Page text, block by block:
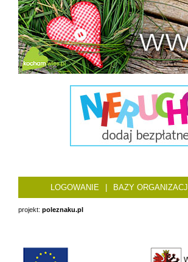
LOGOWANIE BAZY ORGANIZACJI
projekt: poleznaku.pl